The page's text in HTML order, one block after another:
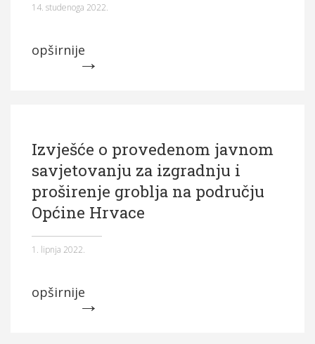
14. studenoga 2022.
opširnije
Izvješće o provedenom javnom
savjetovanju za izgradnju i
proširenje groblja na području
Općine Hrvace
1. lipnja 2022.
opširnije